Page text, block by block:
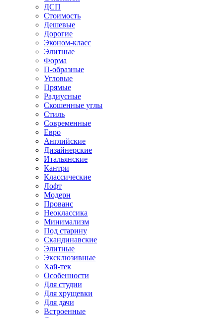
ДСП
Стоимость
Дешевые
Дорогие
Эконом-класс
Элитные
Форма
П-образные
Угловые
Прямые
Радиусные
Скошенные углы
Стиль
Современные
Евро
Английские
Дизайнерские
Итальянские
Кантри
Классические
Лофт
Модерн
Прованс
Неоклассика
Минимализм
Под старину
Скандинавские
Элитные
Эксклюзивные
Хай-тек
Особенности
Для студии
Для хрущевки
Для дачи
Встроенные